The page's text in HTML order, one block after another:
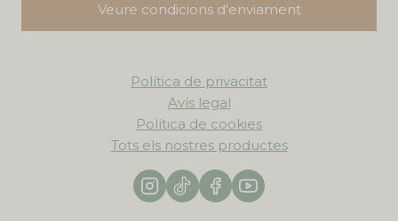
Veure condicions d'enviament
Política de privacitat
Avís legal
Política de cookies
Tots els nostres productes